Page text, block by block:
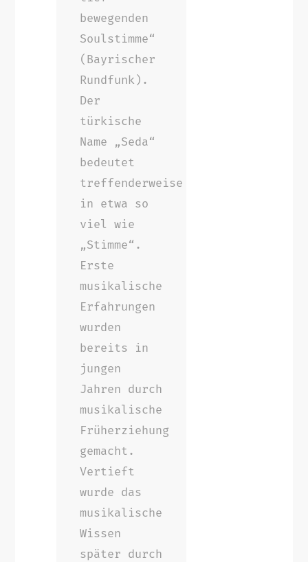
bewegenden
Soulstimme“
(Bayrischer
Rundfunk).
Der
türkische
Name „Seda“
bedeutet
treffenderweise
in etwa so
viel wie
„Stimme“.
Erste
musikalische
Erfahrungen
wurden
bereits in
jungen
Jahren durch
musikalische
Früherziehung
gemacht.
Vertieft
wurde das
musikalische
Wissen
später durch